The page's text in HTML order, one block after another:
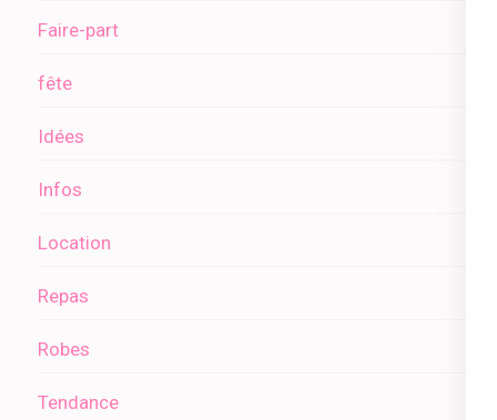
Faire-part
fête
Idées
Infos
Location
Repas
Robes
Tendance